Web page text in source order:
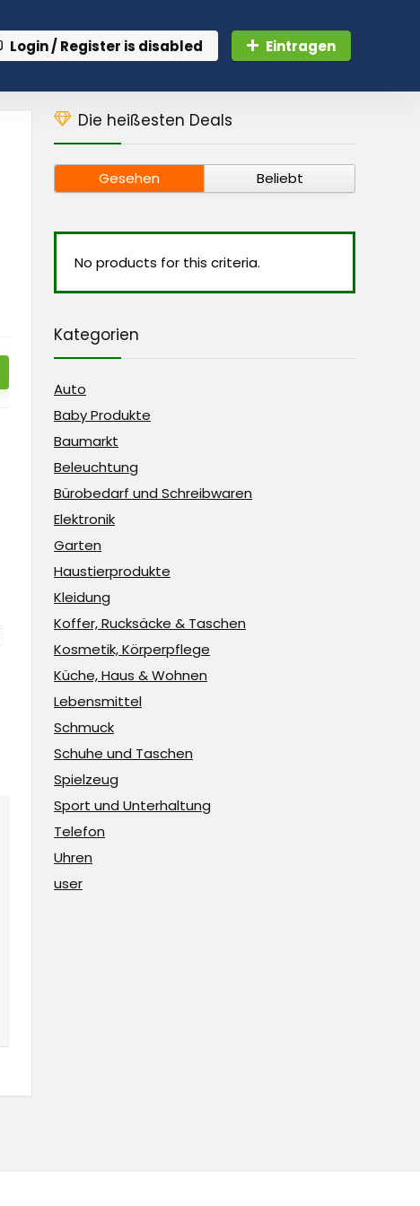
Login / Register is disabled Eintragen
Die heißesten Deals
Gesehen Beliebt
No products for this criteria.
Kategorien
Auto
Baby Produkte
Baumarkt
Beleuchtung
Bürobedarf und Schreibwaren
Elektronik
Garten
Haustierprodukte
Kleidung
Koffer, Rucksäcke & Taschen
Kosmetik, Körperpflege
Küche, Haus & Wohnen
Lebensmittel
Schmuck
Schuhe und Taschen
Spielzeug
Sport und Unterhaltung
Telefon
Uhren
user